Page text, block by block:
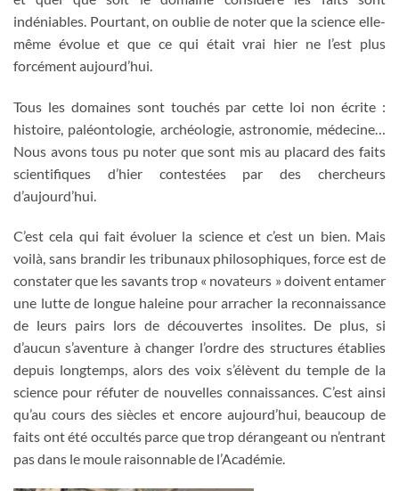
indéniables. Pourtant, on oublie de noter que la science elle-
même évolue et que ce qui était vrai hier ne l’est plus
forcément aujourd’hui.
Tous les domaines sont touchés par cette loi non écrite :
histoire, paléontologie, archéologie, astronomie, médecine…
Nous avons tous pu noter que sont mis au placard des faits
scientifiques d’hier contestées par des chercheurs
d’aujourd’hui.
C’est cela qui fait évoluer la science et c’est un bien. Mais
voilà, sans brandir les tribunaux philosophiques, force est de
constater que les savants trop « novateurs » doivent entamer
une lutte de longue haleine pour arracher la reconnaissance
de leurs pairs lors de découvertes insolites. De plus, si
d’aucun s’aventure à changer l’ordre des structures établies
depuis longtemps, alors des voix s’élèvent du temple de la
science pour réfuter de nouvelles connaissances. C’est ainsi
qu’au cours des siècles et encore aujourd’hui, beaucoup de
faits ont été occultés parce que trop dérangeant ou n’entrant
pas dans le moule raisonnable de l’Académie.